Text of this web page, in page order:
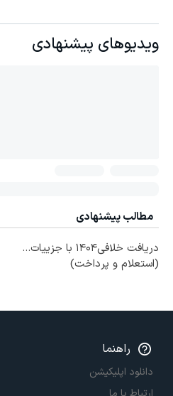
ویدیوهای پیشنهادی
مطالب پیشنهادی
دریافت خلافی۱۴۰۴ با جزییات...
(استعلام و پرداخت)
راهنما
دانلود اپلیکیشن